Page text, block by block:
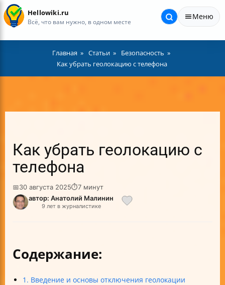
Hellowiki.ru
Всё, что вам нужно, в одном месте
Меню
Главная Статьи
Безопасность
Как убрать геолокацию с телефона
Как убрать геолокацию с
телефона
📅30 августа 2025⏱7 минут
автор: Анатолий Малинин
9 лет в журналистике
Содержание:
1. Введение и основы отключения геолокации